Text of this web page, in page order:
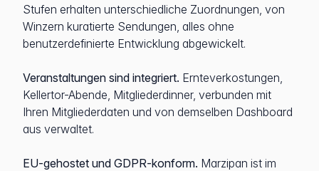
Stufen erhalten unterschiedliche Zuordnungen, von
Winzern kuratierte Sendungen, alles ohne
benutzerdefinierte Entwicklung abgewickelt.
Veranstaltungen sind integriert. Ernteverkostungen,
Kellertor-Abende, Mitgliederdinner, verbunden mit
Ihren Mitgliederdaten und von demselben Dashboard
aus verwaltet.
EU-gehostet und GDPR-konform. Marzipan ist im